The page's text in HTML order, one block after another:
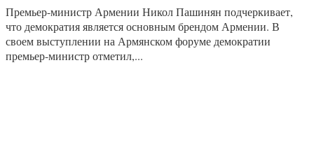
Премьер-министр Армении Никол Пашинян подчеркивает,
что демократия является основным брендом Армении. В
своем выступлении на Армянском форуме демократии
премьер-министр отметил,...